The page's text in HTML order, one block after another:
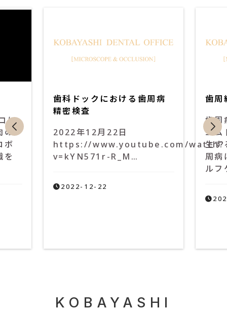
に
の
ボ
を
治
歯科ドックにおける歯周病
精密検査
2022年12月22日
https://www.youtube.com/watch?
v=kYN571r-R_M…
2022-12-22
科
歯周
歯周
エム
生す
周病
ル
KOBAYASHI